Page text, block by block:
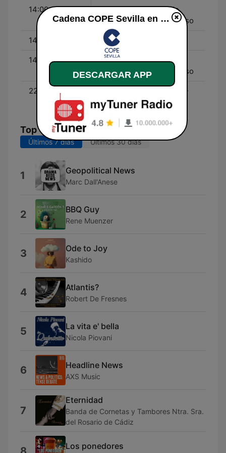
14:00 - 14:05
Mediodía COPE Fin de
Semana - Con Iván Alonso
14:05 - 14:30 El Espejo Fin de Semana
14:30 - 15:00
Mediodía COPE Fin de
Semana - Con Iván Alonso
22:30 - 23:30
La Linterna de la Iglesia -
Con Faustino Catalina
Top Canciones
Últimos 7 días Últimos 30 días
1 Geopolitical News
Marc Dall'Anese
2 BBQ Guy
Rene Muenzer
3 Ode to Joy
Kashido
4 Atlantis?
Robert De Fresnes
5 La vita e' bella
Nicola Piovani
6 Headline News
AXS Music
7
Eternidad
Banda de Cornetas y Tambores Ntra. Sra.
del Rosario de Cádiz
Los ponedores
Cadena COPE Sevilla en vivo
DESCARGAR APP